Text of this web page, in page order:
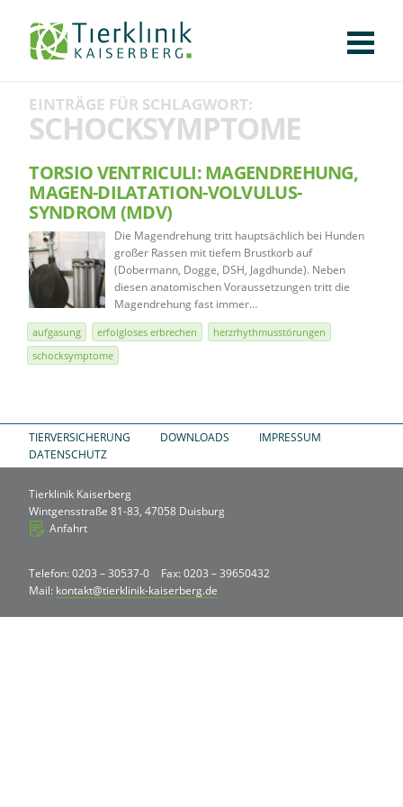
KLINIK
CHIRURGIE
AUGENHEILKUNDE
KARDIOLOGIE
BILDGEBUNG
INNERE MEDIZIN
WEITERE
AKTUELLES
LEXIKON
KONTAKT
Tierklinik
Kaiserberg
EINTRÄGE FÜR SCHLAGWORT:
SCHOCKSYMPTOME
TORSIO VENTRICULI: MAGENDREHUNG,
MAGEN-DILATATION-VOLVULUS-
SYNDROM (MDV)
Die Magendrehung tritt hauptsächlich bei Hunden
großer Rassen mit tiefem Brustkorb auf
(Dobermann, Dogge, DSH, Jagdhunde). Neben
diesen anatomischen Voraussetzungen tritt die
Magendrehung fast immer…
aufgasung erfolgloses erbrechen
herzrhythmusstörungen
schocksymptome
TIERVERSICHERUNG DOWNLOADS
IMPRESSUM
DATENSCHUTZ
Tierklinik Kaiserberg
Wintgensstraße 81-83, 47058 Duisburg
Anfahrt
Telefon: 0203 – 30537-0
Fax: 0203 – 39650432
Mail: kontakt@tierklinik-kaiserberg.de